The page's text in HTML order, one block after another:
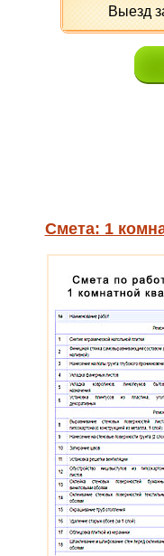
Выезд
Смета: 1